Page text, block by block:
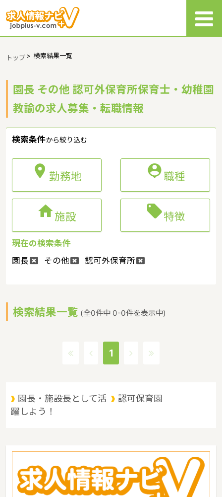
トップ> 検索結果一覧
園長 その他 認可外保育所保育士・幼稚園
教諭の求人募集・転職情報
検索条件から絞り込む
 勤務地 職種
施設 特徴
現在の検索条件
園長
その他 認可外保育所
検索結果一覧 (全0件中 0-0件を表示中)
1
園長・施設長として活
躍しよう！
認可保育園